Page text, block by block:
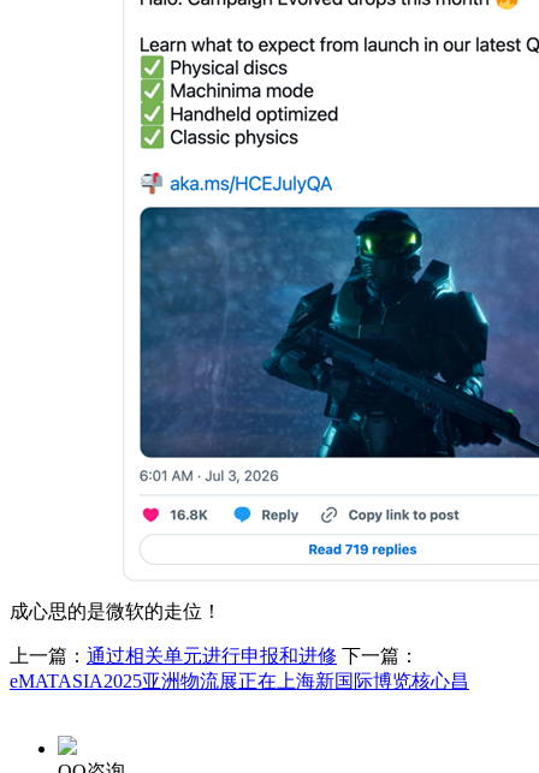
成心思的是微软的走位！
上一篇： 通过相关单元进行申报和进修 下一篇：
eMATASIA2025亚洲物流展正在上海新国际博览核心昌